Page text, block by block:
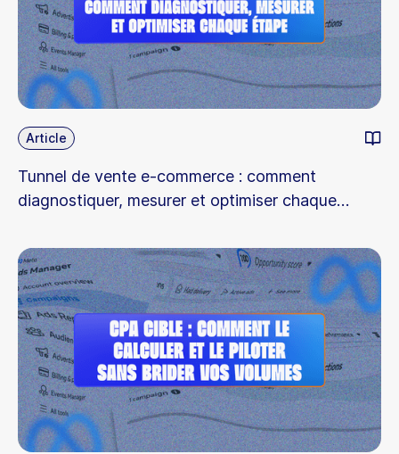
Article
Tunnel de vente e-commerce : comment
diagnostiquer, mesurer et optimiser chaque